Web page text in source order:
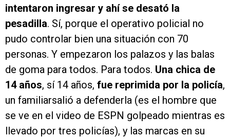
intentaron ingresar y ahí se desató la
pesadilla. Sí, porque el operativo policial no
pudo controlar bien una situación con 70
personas. Y empezaron los palazos y las balas
de goma para todos. Para todos. Una chica de
14 años, sí 14 años, fue reprimida por la policía,
un familiarsalió a defenderla (es el hombre que
se ve en el video de ESPN golpeado mientras es
llevado por tres policías), y las marcas en su